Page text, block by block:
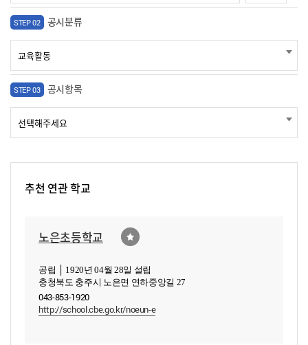
STEP 02 공시분류
STEP 03 공시항목
추천 연관 학교
노은초등학교
공립 │ 1920년 04월 28일 설립
충청북도 충주시 노은면 연하중앙길 27
043-853-1920
http://school.cbe.go.kr/noeun-e